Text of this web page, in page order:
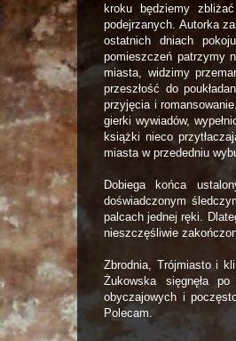
kroku będziemy
podejrzanych. Autorka
ostatnich dniach
pomieszczeń patrzymy
miasta, widzimy
przeszłość do
przyjęcia i
gierki wywiadów,
książki nieco
miasta w przededniu
Dobiega końca
doświadczonym
palcach jednej ręki.
nieszczęśliwie
Zbrodnia, Trójmiasto i
Żukowska sięgnęła
obyczajowych i
Polecam.